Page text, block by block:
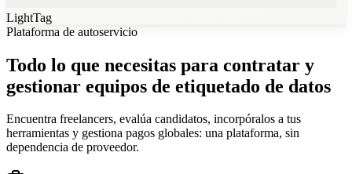
LightTag
Plataforma de autoservicio
Todo lo que necesitas para contratar y
gestionar equipos de etiquetado de datos
Encuentra freelancers, evalúa candidatos, incorpóralos a tus
herramientas y gestiona pagos globales: una plataforma, sin
dependencia de proveedor.